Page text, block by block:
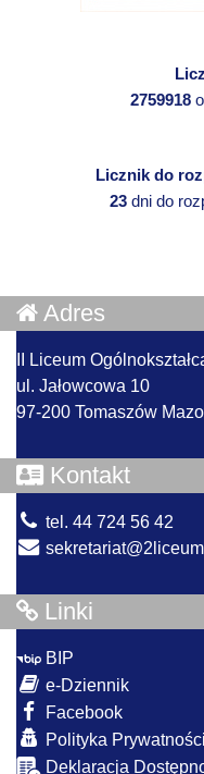
2759918
Licznik do
23dni do
Adres
II Liceum
ul. Jałowcowa 10
97-200 Tomaszów
Kontakt
tel. 44 724 56 42
Linki
BIP
e-Dziennik
Facebook
Polityka Prywatności
Deklaracja